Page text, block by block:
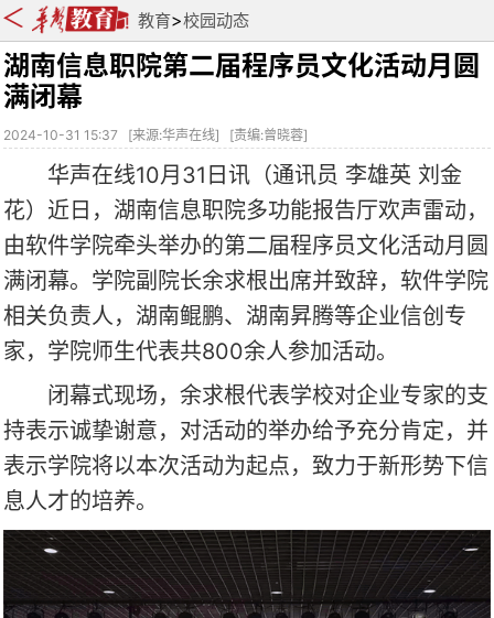
教育>校园动态
湖南信息职院第二届程序员文化活动月圆
满闭幕
2024-10-31 15:37 [来源:华声在线] [责编:曾晓蓉]
华声在线10月31日讯（通讯员 李雄英 刘金
花）近日，湖南信息职院多功能报告厅欢声雷动，
由软件学院牵头举办的第二届程序员文化活动月圆
满闭幕。学院副院长余求根出席并致辞，软件学院
相关负责人，湖南鲲鹏、湖南昇腾等企业信创专
家，学院师生代表共800余人参加活动。
闭幕式现场，余求根代表学校对企业专家的支
持表示诚挚谢意，对活动的举办给予充分肯定，并
表示学院将以本次活动为起点，致力于新形势下信
息人才的培养。